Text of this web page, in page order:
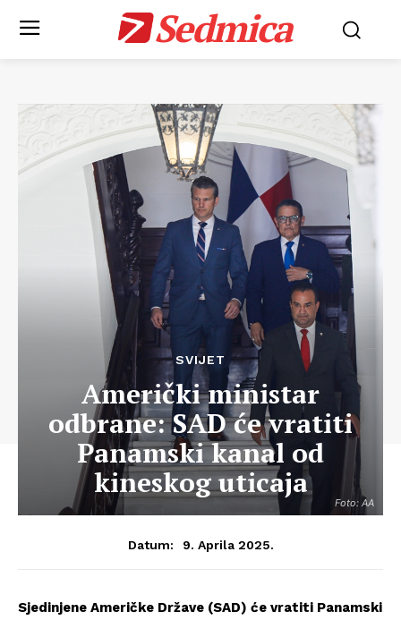
Sedmica
Foto: AA
SVIJET
Američki ministar
odbrane: SAD će vratiti
Panamski kanal od
kineskog uticaja
Datum: 9. Aprila 2025.
Sjedinjene Američke Države (SAD) će vratiti Panamski